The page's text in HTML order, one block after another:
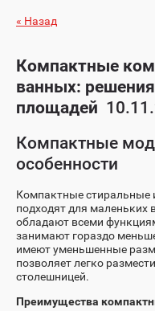
« Назад
Компактные
ванных:
площадей
Компактные
особенности
Компактные
подходят для маленьких
обладают всеми
занимают гораздо
имеют уменьшенные
позволяет легко
столешницей.
Преимущества